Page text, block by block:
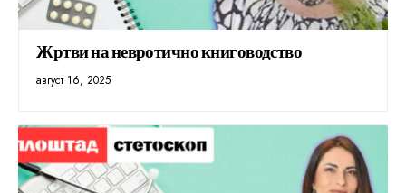
Жртви на невротично книговодство
август 16, 2025